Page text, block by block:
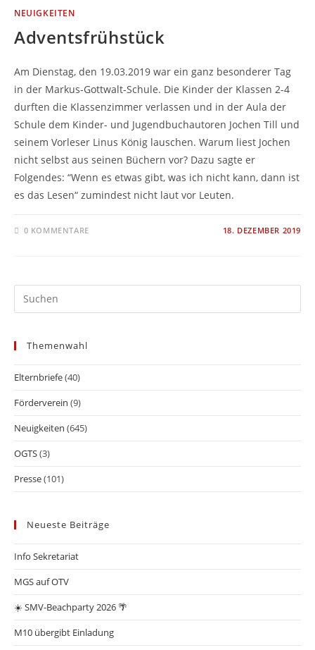
NEUIGKEITEN
Adventsfrühstück
Am Dienstag, den 19.03.2019 war ein ganz besonderer Tag
in der Markus-Gottwalt-Schule. Die Kinder der Klassen 2-4
durften die Klassenzimmer verlassen und in der Aula der
Schule dem Kinder- und Jugendbuchautoren Jochen Till und
seinem Vorleser Linus König lauschen. Warum liest Jochen
nicht selbst aus seinen Büchern vor? Dazu sagte er
Folgendes: “Wenn es etwas gibt, was ich nicht kann, dann ist
es das Lesen“ zumindest nicht laut vor Leuten.
0 KOMMENTARE 18. DEZEMBER 2019
Themenwahl
Elternbriefe(40)
Förderverein (9)
Neuigkeiten (645)
OGTS(3)
Presse(101)
Neueste Beiträge
Info Sekretariat
MGS auf OTV
☀️ SMV-Beachparty 2026 🌴
M10 übergibt Einladung